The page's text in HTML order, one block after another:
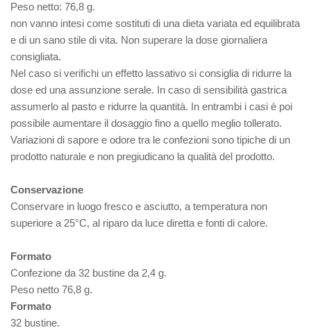
Peso netto: 76,8 g.
non vanno intesi come sostituti di una dieta variata ed equilibrata
e di un sano stile di vita. Non superare la dose giornaliera
consigliata.
Nel caso si verifichi un effetto lassativo si consiglia di ridurre la
dose ed una assunzione serale. In caso di sensibilità gastrica
assumerlo al pasto e ridurre la quantità. In entrambi i casi è poi
possibile aumentare il dosaggio fino a quello meglio tollerato.
Variazioni di sapore e odore tra le confezioni sono tipiche di un
prodotto naturale e non pregiudicano la qualità del prodotto.
Conservazione
Conservare in luogo fresco e asciutto, a temperatura non
superiore a 25°C, al riparo da luce diretta e fonti di calore.
Formato
Confezione da 32 bustine da 2,4 g.
Peso netto 76,8 g.
Formato
32 bustine.